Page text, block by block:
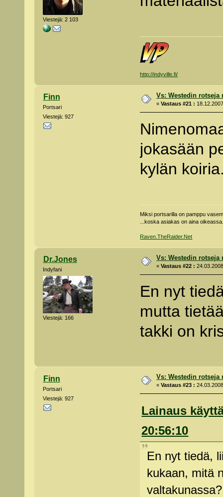
Viestejä: 2 103
http://indyville.fi/
Finn
Portsari
Viestejä: 927
Vs: Westedin rotseja
«Vastaus #21 :
jokasään
kylän
Miksi portsarilla on pamppu
...koska asiakas on aina
Raven.TheRaider.Net
Dr.Jones
Indyfani
Viestejä: 166
Vs: Westedin rotseja
«Vastaus #22 :
En nyt
mutta
takki on
Finn
Portsari
Viestejä: 927
Vs: Westedin rotseja
«Vastaus #23 :
Lainaus
20:56:10
En nyt tiedä,
kukaan, mitä
valtakunassa?